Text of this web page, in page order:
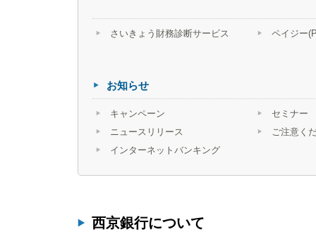
さいきょう財務診断サービス ペイジー
お知らせ
キャンペーン
セミナー
ニュースリリース
ご注意く
インターネットバンキング
西京銀行について